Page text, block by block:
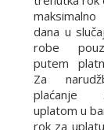
maksimalno
dana u
robe
putem
Za
uplatom u
rok za